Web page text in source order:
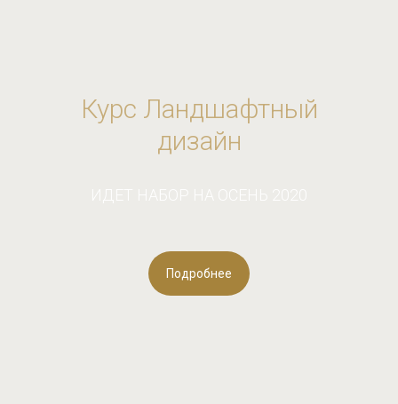
Курс Ландшафтный
дизайн
Подробнее